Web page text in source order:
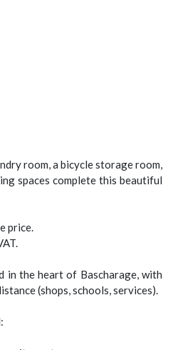
room, a bicycle storage room,
spaces complete this beautiful
price.
in the heart of Bascharage, with
(shops, schools, services).